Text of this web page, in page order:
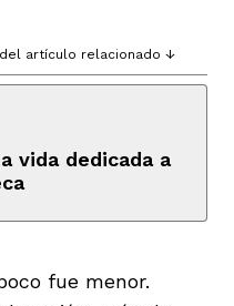
artículo relacionado ↓
vida dedicada a
fue menor.